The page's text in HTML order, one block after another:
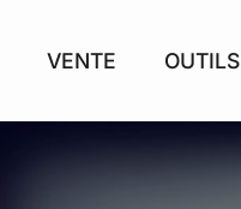
VENTE OUTILS